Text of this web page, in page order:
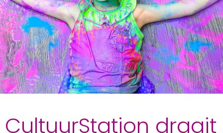
Over Cultuurstation
Nieuws
Culturele aanbieders
Scholen
CultuurStation draait